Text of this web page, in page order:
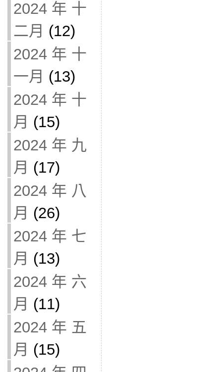
2024 年 十
二月 (12)
2024 年 十
一月 (13)
2024 年 十
月 (15)
2024 年 九
月 (17)
2024 年 八
月 (26)
2024 年 七
月 (13)
2024 年 六
月 (11)
2024 年 五
月 (15)